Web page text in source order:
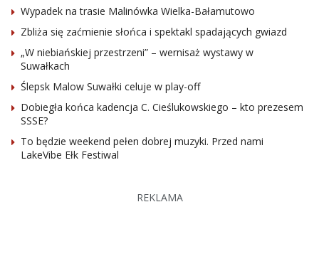
Wypadek na trasie Malinówka Wielka-Bałamutowo
Zbliża się zaćmienie słońca i spektakl spadających gwiazd
„W niebiańskiej przestrzeni” – wernisaż wystawy w
Suwałkach
Ślepsk Malow Suwałki celuje w play-off
Dobiegła końca kadencja C. Cieślukowskiego – kto prezesem
SSSE?
To będzie weekend pełen dobrej muzyki. Przed nami
LakeVibe Ełk Festiwal
REKLAMA